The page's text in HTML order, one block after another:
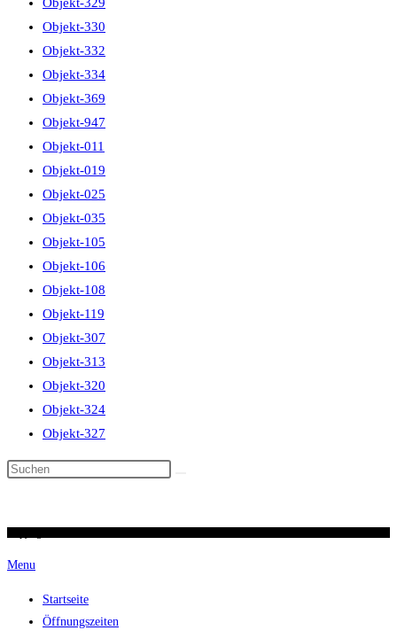
Objekt-330
Objekt-332
Objekt-334
Objekt-369
Objekt-947
Objekt-011
Objekt-019
Objekt-025
Objekt-035
Objekt-105
Objekt-106
Objekt-108
Objekt-119
Objekt-307
Objekt-313
Objekt-320
Objekt-324
Objekt-327
Diese
Menu
Startseite
Öffnungszeiten